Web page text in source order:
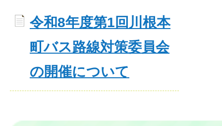
令和8年度第1回川根本
町バス路線対策委員会
の開催について